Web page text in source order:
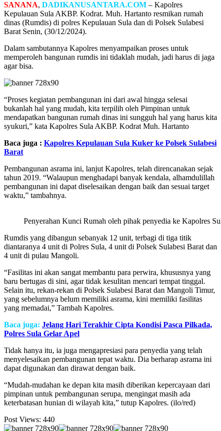
SANANA, DADIKANUSANTARA.COM – Kapolres
Kepulauan Sula AKBP. Kodrat. Muh. Hartanto resmikan rumah
dinas (Rumdis) di polres Kepulauan Sula dan di Polsek Sulabesi
Barat Senin, (30/12/2024).
Dalam sambutannya Kapolres menyampaikan proses untuk
memperoleh bangunan rumdis ini tidaklah mudah, jadi harus di jaga
agar bisa.
“Proses kegiatan pembangunan ini dari awal hingga selesai
bukanlah hal yang mudah, kita terpilih oleh Pimpinan untuk
mendapatkan bangunan rumah dinas ini sungguh hal yang harus kita
syukuri,” kata Kapolres Sula AKBP. Kodrat Muh. Hartanto
Baca juga : Kapolres Kepulauan Sula Kuker ke Polsek Sulabesi
Barat
Pembangunan asrama ini, lanjut Kapolres, telah direncanakan sejak
tahun 2019. “Walaupun menghadapi banyak kendala, alhamdulillah
pembangunan ini dapat diselesaikan dengan baik dan sesuai target
waktu,” tambahnya.
Penyerahan Kunci Rumah oleh pihak penyedia ke Kapolres
Rumdis yang dibangun sebanyak 12 unit, terbagi di tiga titik
diantaranya 4 unit di Polres Sula, 4 unit di Polsek Sulabesi Barat dan
4 unit di pulau Mangoli.
“Fasilitas ini akan sangat membantu para perwira, khususnya yang
baru bertugas di sini, agar tidak kesulitan mencari tempat tinggal.
Selain itu, rekan-rekan di Polsek Sulabesi Barat dan Mangoli Timur,
yang sebelumnya belum memiliki asrama, kini memiliki fasilitas
yang memadai,” Tambah Kapolres.
Baca juga: Jelang Hari Terakhir Cipta Kondisi Pasca Pilkada,
Polres Sula Gelar Apel
Tidak hanya itu, ia juga mengapresiasi para penyedia yang telah
menyelesaikan pembangunan tepat waktu. Dia berharap asrama ini
dapat digunakan dan dirawat dengan baik.
“Mudah-mudahan ke depan kita masih diberikan kepercayaan dari
pimpinan untuk pembangunan serupa, mengingat masih ada
keterbatasan hunian di wilayah kita,” tutup Kapolres. (ilo/red)
Post Views: 440